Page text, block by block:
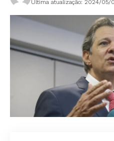
Última atualização: 2024/05/